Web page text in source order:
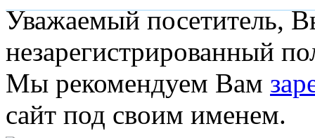
Уважаемый посетитель,
незарегистрированный
Мы рекомендуем Вам
сайт под своим именем.